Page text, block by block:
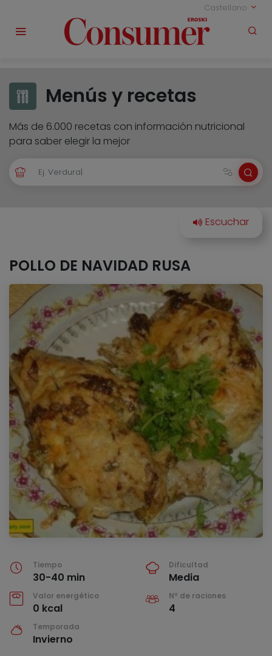
Castellano
Menús y recetas
Más de 6.000 recetas con información nutricional
para saber elegir la mejor
POLLO DE NAVIDAD RUSA
Tiempo
30-40 min
Dificultad
Media
Valor energético
0 kcal
Nº de raciones
4
Temporada
Invierno